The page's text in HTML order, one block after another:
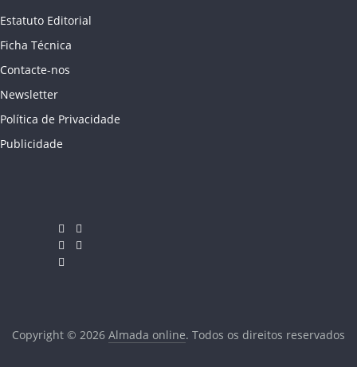
Estatuto Editorial
Ficha Técnica
Contacte-nos
Newsletter
Política de Privacidade
Publicidade
Copyright © 2026 Almada online. Todos os direitos reservados